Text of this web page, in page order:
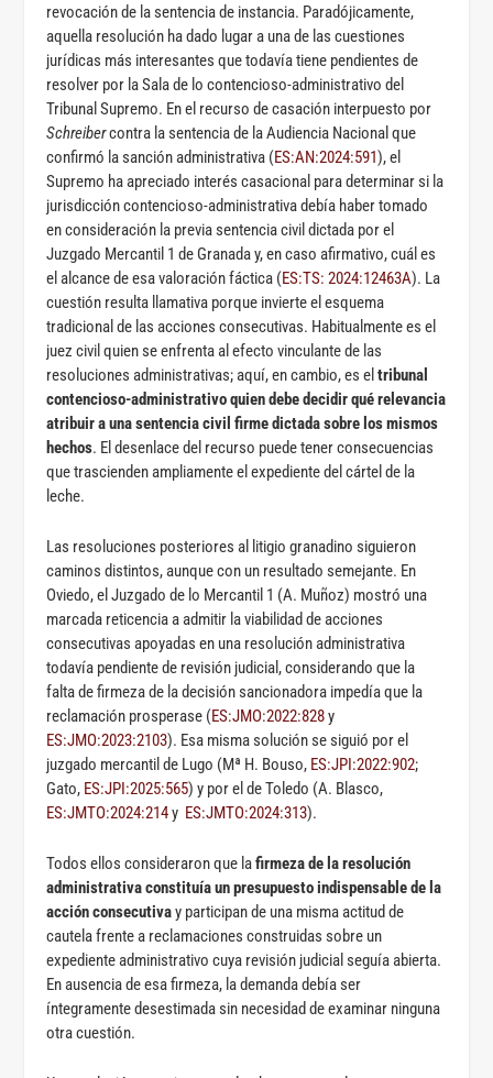
revocación de la sentencia de instancia. Paradójicamente,
aquella resolución ha dado lugar a una de las cuestiones
jurídicas más interesantes que todavía tiene pendientes de
resolver por la Sala de lo contencioso-administrativo del
Tribunal Supremo. En el recurso de casación interpuesto por
Schreibercontra la sentencia de la Audiencia Nacional que
confirmó la sanción administrativa (ES:AN:2024:591), el
Supremo ha apreciado interés casacional para determinar si la
jurisdicción contencioso-administrativa debía haber tomado
en consideración la previa sentencia civil dictada por el
Juzgado Mercantil 1 de Granada y, en caso afirmativo, cuál es
el alcance de esa valoración fáctica (ES:TS: 2024:12463A). La
cuestión resulta llamativa porque invierte el esquema
tradicional de las acciones consecutivas. Habitualmente es el
juez civil quien se enfrenta al efecto vinculante de las
resoluciones administrativas; aquí, en cambio, es eltribunal
contencioso-administrativo quien debe decidir qué relevancia
atribuir a una sentencia civil firme dictada sobre los mismos
hechos. El desenlace del recurso puede tener consecuencias
que trascienden ampliamente el expediente del cártel de la
leche.
Las resoluciones posteriores al litigio granadino siguieron
caminos distintos, aunque con un resultado semejante. En
Oviedo, el Juzgado de lo Mercantil 1 (A. Muñoz) mostró una
marcada reticencia a admitir la viabilidad de acciones
consecutivas apoyadas en una resolución administrativa
todavía pendiente de revisión judicial, considerando que la
falta de firmeza de la decisión sancionadora impedía que la
reclamación prosperase (ES:JMO:2022:828y
ES:JMO:2023:2103). Esa misma solución se siguió por el
juzgado mercantil de Lugo (Mª H. Bouso, ES:JPI:2022:902;
Gato, ES:JPI:2025:565) y por el de Toledo (A. Blasco,
ES:JMTO:2024:214y ES:JMTO:2024:313).
Todos ellos consideraron que lafirmeza de la resolución
administrativa constituía un presupuesto indispensable de la
acción consecutivay participan de una misma actitud de
cautela frente a reclamaciones construidas sobre un
expediente administrativo cuya revisión judicial seguía abierta.
En ausencia de esa firmeza, la demanda debía ser
íntegramente desestimada sin necesidad de examinar ninguna
otra cuestión.